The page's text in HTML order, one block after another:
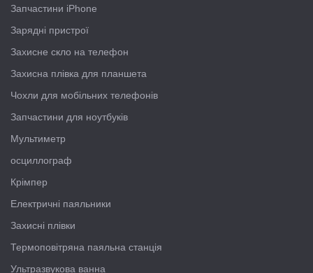
Запчастини iPhone
Зарядні пристрої
Захисне скло на телефон
Захисна плівка для планшета
Чохли для мобільних телефонів
Запчастини для ноутбуків
Мультиметр
осциллограф
Крімпер
Електричні паяльники
Захисні плівки
Термоповітряна паяльна станція
Ультразвукова ванна